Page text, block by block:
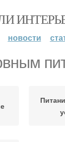
новости